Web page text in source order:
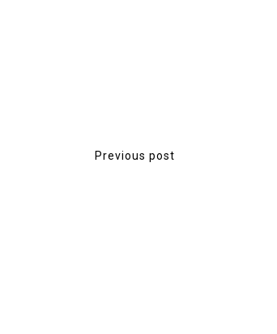
P
Previous post